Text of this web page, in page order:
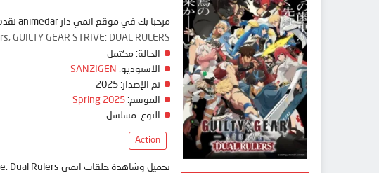
مرحبا بك في موقع انمي دار animedar نقدم لك حلقات انمي Guilty Gear Strive: Dual Rulers مترجم عربي بجودة عالية على سرفرات متعددة, مشاهدة ممتعة
GUILTY GEAR STRIVE: DUAL RULERS
الحالة: مكتمل
الاستوديو: SANZIGEN
تم الإصدار:
الموسم: Spring 2025
النوع: مسلسل
Action
تحميل وشاهدة حلقات انمي Guilty Gear Strive: Dual Rulers مترجم بعدة جودات على موقع انمي دار - animedar